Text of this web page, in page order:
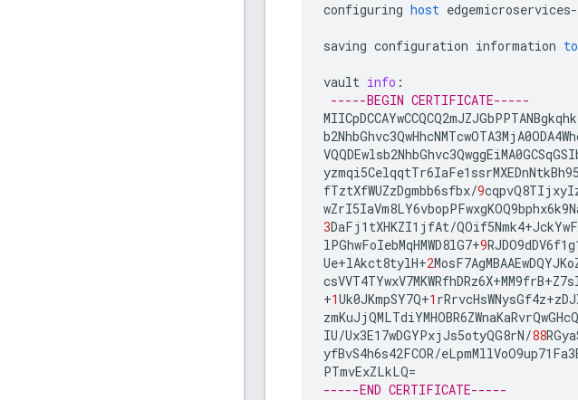
configuring host edgemicroservices-
saving configuration information to
vault info :
-----BEGIN CERTIFICATE-----
fTztXfWUZzDgmbb6sfbx/9
3DaFj1tXHKZI1jfAt/QOif5Nmk4+JckYwF
lPGhwFoIebMqHMWD8lG7+9
Ue+lAkct8tylH+2
csVVT4TYwxV7MKWRfhDRz6X+MM9frB+
+1Uk0JKmpSY7Q+1 rRrvcHsWNysGf4z+
IU/Ux3E17wDGYPxjJs5otyQG8rN/88
yfBvS4h6s42FCOR/
PTmvExZLkLQ=
-----END CERTIFICATE-----